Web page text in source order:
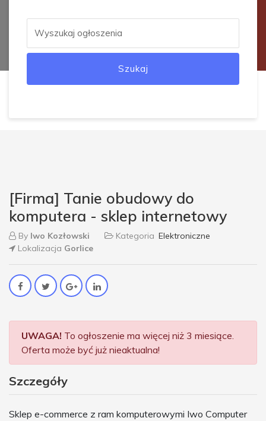
Szukaj
[Firma] Tanie obudowy do
komputera - sklep internetowy
By Iwo Kozłowski Kategoria Elektroniczne
Lokalizacja Gorlice
UWAGA! To ogłoszenie ma więcej niż 3 miesiące.
Oferta może być już nieaktualna!
Szczegóły
Sklep e-commerce z ram komputerowymi Iwo Computer